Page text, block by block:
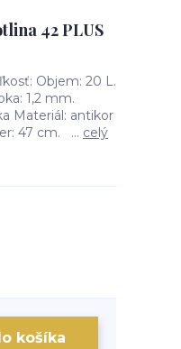
42 PLUS
Objem: 20 L.
1,2 mm.
Materiál: antikor
47 cm. ... celý
košíka